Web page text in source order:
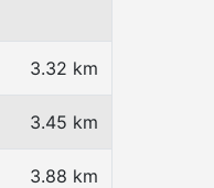
3.32 km
3.45 km
3.88 km